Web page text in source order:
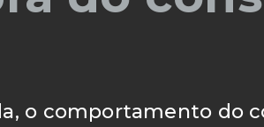
o comportamento do